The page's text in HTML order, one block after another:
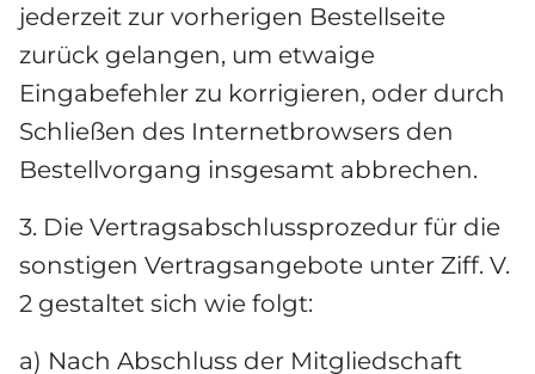
jederzeit zur vorherigen Bestellseite
zurück gelangen, um etwaige
Eingabefehler zu korrigieren, oder durch
Schließen des Internetbrowsers den
Bestellvorgang insgesamt abbrechen.
3. Die Vertragsabschlussprozedur für die
sonstigen Vertragsangebote unter Ziff. V.
2 gestaltet sich wie folgt:
a) Nach Abschluss der Mitgliedschaft